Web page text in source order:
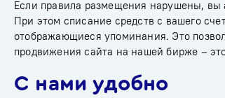
Если правила размещения нарушены, вы
При этом списание средств с вашего
отображающиеся упоминания. Это
продвижения сайта на нашей бирже –
С нами удобно